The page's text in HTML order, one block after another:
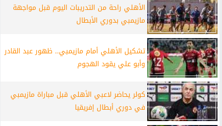
الأهلي راحة من التدريبات اليوم قبل مواجهة
مازيمبي بدوري الأبطال
تشكيل الأهلي أمام مازيمبي.. ظهور عبد القادر
وأبو علي يقود الهجوم
كولر يحاضر لاعبي الأهلي قبل مباراة مازيمبي
في دوري أبطال إفريقيا